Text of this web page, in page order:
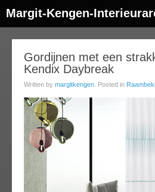
Margit-Kengen-
Gordijnen met een
Kendix Daybreak
Written by margitkengen . Posted in